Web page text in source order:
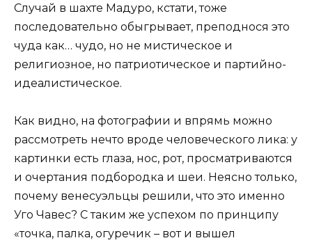
Случай в шахте Мадуро, кстати, тоже
последовательно обыгрывает, преподнося это
чуда как… чудо, но не мистическое и
религиозное, но патриотическое и партийно-
идеалистическое.
Как видно, на фотографии и впрямь можно
рассмотреть нечто вроде человеческого лика: у
картинки есть глаза, нос, рот, просматриваются
и очертания подбородка и шеи. Неясно только,
почему венесуэльцы решили, что это именно
Уго Чавес? С таким же успехом по принципу
«точка, палка, огуречик – вот и вышел